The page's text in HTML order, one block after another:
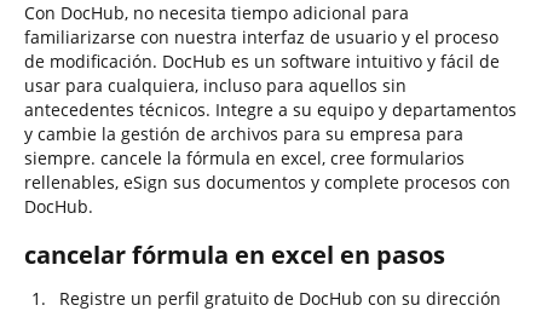
Con DocHub, no necesita tiempo adicional para
familiarizarse con nuestra interfaz de usuario y el proceso
de modificación. DocHub es un software intuitivo y fácil de
usar para cualquiera, incluso para aquellos sin
antecedentes técnicos. Integre a su equipo y departamentos
y cambie la gestión de archivos para su empresa para
siempre. cancele la fórmula en excel, cree formularios
rellenables, eSign sus documentos y complete procesos con
DocHub.
cancelar fórmula en excel en pasos
Registre un perfil gratuito de DocHub con su dirección